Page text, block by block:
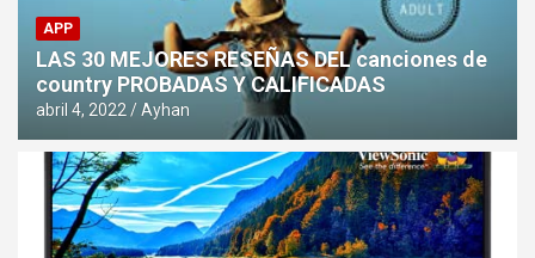
APP
LAS 30 MEJORES RESEÑAS DEL canciones de
country PROBADAS Y CALIFICADAS
abril 4, 2022 Ayhan